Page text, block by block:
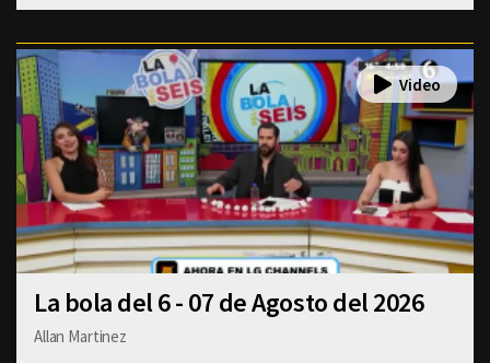
La bola del 6 - 07 de Agosto del 2026
Allan Martinez